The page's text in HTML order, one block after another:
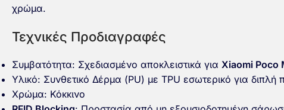
χρώμα.
Τεχνικές Προδιαγραφές
Συμβατότητα: Σχεδιασμένο αποκλειστικά για Xiaomi Poco
Υλικό: Συνθετικό Δέρμα (PU) με TPU εσωτερικό για διπλή
Χρώμα: Κόκκινο